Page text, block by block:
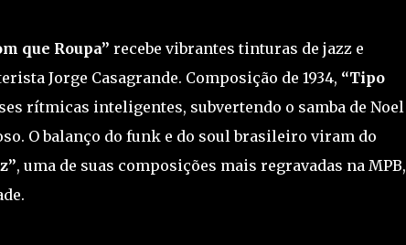
que Roupa” recebe vibrantes tinturas de jazz e
Jorge Casagrande. Composição de 1934, “Tipo
rítmicas inteligentes, subvertendo o samba de Noel
O balanço do funk e do soul brasileiro viram do
, uma de suas composições mais regravadas na MPB,